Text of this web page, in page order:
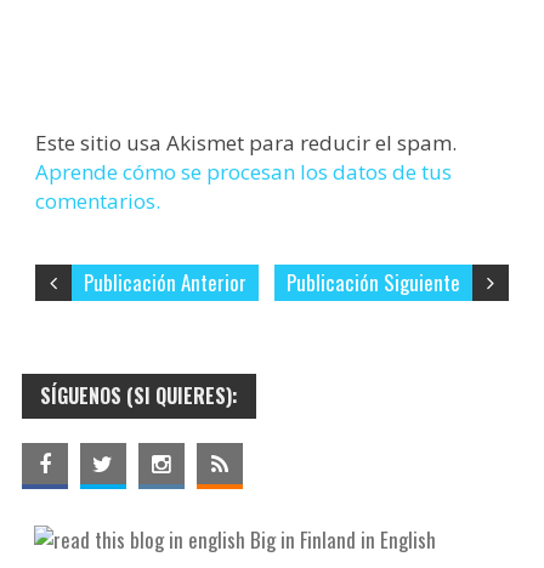
Este sitio usa Akismet para reducir el spam.
Aprende cómo se procesan los datos de tus
comentarios.
Publicación Siguiente
Publicación Anterior
SÍGUENOS (SI QUIERES):
Big in Finland in English